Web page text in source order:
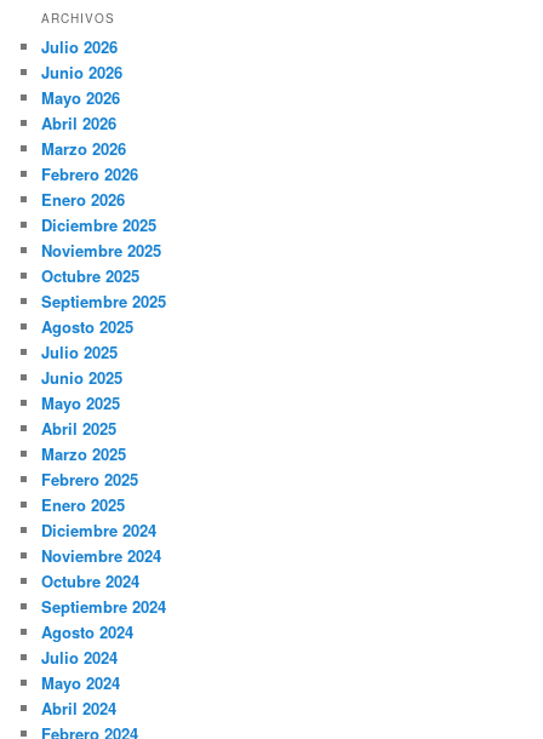
ARCHIVOS
Julio 2026
Junio 2026
Mayo 2026
Abril 2026
Marzo 2026
Febrero 2026
Enero 2026
Diciembre 2025
Noviembre 2025
Octubre 2025
Septiembre 2025
Agosto 2025
Julio 2025
Junio 2025
Mayo 2025
Abril 2025
Marzo 2025
Febrero 2025
Enero 2025
Diciembre 2024
Noviembre 2024
Octubre 2024
Septiembre 2024
Agosto 2024
Julio 2024
Mayo 2024
Abril 2024
Febrero 2024